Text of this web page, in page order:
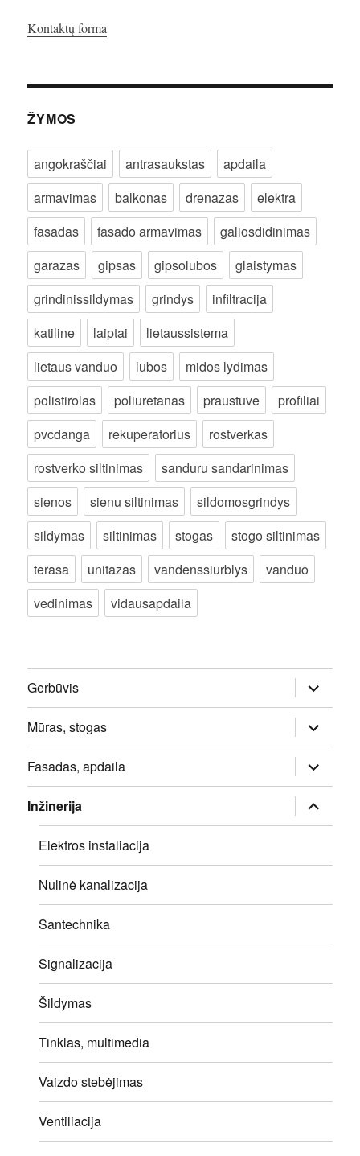
Kontaktų forma
ŽYMOS
angokraščiai antrasaukstas
apdaila
armavimas
balkonas drenazas
elektra
fasadas
fasado armavimas
galiosdidinimas
garazas
gipsas gipsolubos
glaistymas
grindinissildymas
grindys
infiltracija
katiline
laiptai
lietaussistema
lietaus vanduo
lubos
midos lydimas
polistirolas
poliuretanas praustuve
profiliai
pvcdanga
rekuperatorius
rostverkas
rostverko siltinimas
sanduru sandarinimas
sienos
sienu siltinimas
sildomosgrindys
sildymas
siltinimas stogas
stogo siltinimas
terasa
unitazas vandenssiurblys
vanduo
vedinimas
vidausapdaila
Gerbūvis išskleisti
sub-
meniu
Mūras, stogas
išskleisti
sub-
meniu
Fasadas, apdaila
išskleisti
sub-
meniu
Inžinerija
išskleisti
sub-
meniu
Elektros instaliacija
Nulinė kanalizacija
Santechnika
Signalizacija
Šildymas
Tinklas, multimedia
Vaizdo stebėjimas
Ventiliacija